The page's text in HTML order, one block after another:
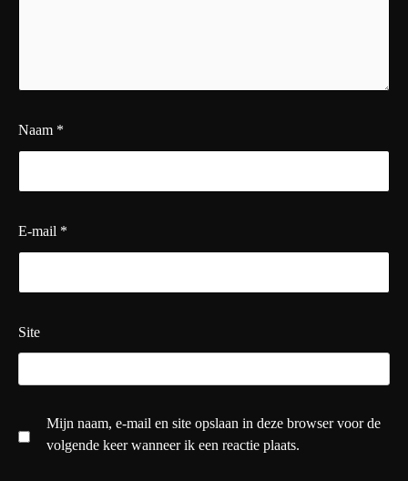
Naam *
E-mail *
Site
Mijn naam, e-mail en site opslaan in deze browser voor de
volgende keer wanneer ik een reactie plaats.